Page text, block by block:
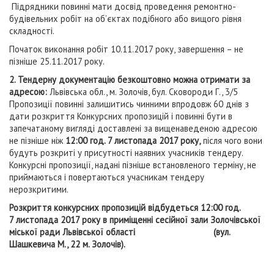
Підрядники повинні мати досвід проведення ремонтно-
будівельних робіт на об’єктах подібного або вищого рівня
складності.
Початок виконання робіт 10.11.2017 року, завершення – не
пізніше 25.11.2017 року.
2. Тендерну документацію безкоштовно можна отримати за
адресою: Львівська обл., м. Золочів, бул. Сковороди Г., 3/5
Пропозиції повинні залишитись чинними впродовж 60 днів з
дати розкриття Конкурсних пропозицій і повинні бути в
запечатаному вигляді доставлені за вищенаведеною адресою
не пізніше ніж 12:00год. 7листопада 2017 року,після чого вони
будуть розкриті у присутності наявних учасників тендеру.
Конкурсні пропозиції, надані пізніше встановленого терміну, не
приймаються і повертаються учасникам тендеру
нерозкритими.
Розкриття конкурсних пропозицій відбудеться 12:00 год.
7листопада 2017 року в приміщенні сесійної зали Золочівської
міської ради Львівської області (вул.
Шашкевича М., 22 м. Золочів).